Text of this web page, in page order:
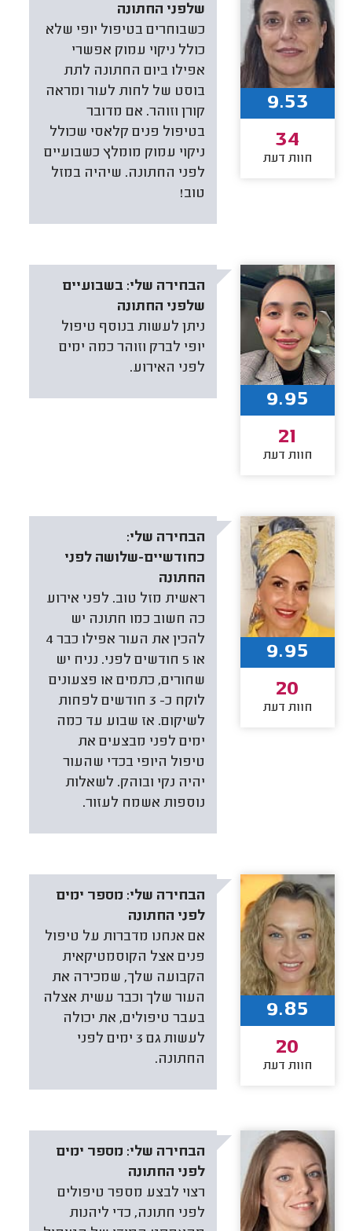
שלפני החתונה
כשבוחרים בטיפול יופי שלא
כולל ניקוי עמוק אפשרי
אפילו ביום החתונה לתת
בוסט של לחות לעור ומראה
קורן וזוהר. אם מדובר
בטיפול פנים קלאסי שכולל
ניקוי עמוק מומלץ כשבועיים
לפני החתונה. שיהיה במזל
טוב!
9.53
34
חוות דעת
הבחירה שלי: בשבועיים
שלפני החתונה
ניתן לעשות בנוסף טיפול
יופי לברק וזוהר כמה ימים
לפני האירוע.
9.95
21
חוות דעת
הבחירה שלי:
כחודשיים-שלושה לפני
החתונה
ראשית מזל טוב. לפני אירוע
כה חשוב כמו חתונה יש
להכין את העור אפילו כבר 4
או 5 חודשים לפני. נניח יש
שחורים, כתמים או פצעונים
לוקח כ- 3 חודשים לפחות
לשיקום. אז שבוע עד כמה
ימים לפני מבצעים את
טיפול היופי בכדי שהעור
יהיה נקי ובוהק. לשאלות
נוספות אשמח לעזור.
9.95
20
חוות דעת
הבחירה שלי: מספר ימים
לפני החתונה
אם אנחנו מדברות על טיפול
פנים אצל הקוסמטיקאית
הקבועה שלך, שמכירה את
העור שלך וכבר עשית אצלה
בעבר טיפולים, את יכולה
לעשות גם 3 ימים לפני
החתונה.
9.85
20
חוות דעת
הבחירה שלי: מספר ימים
לפני החתונה
רצוי לבצע מספר טיפולים
לפני חתונה, כדי ליהנות